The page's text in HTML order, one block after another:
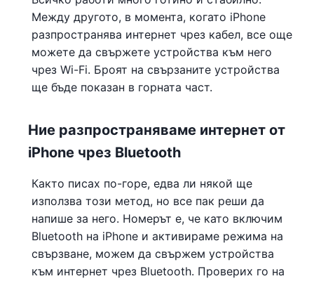
Между другото, в момента, когато iPhone
разпространява интернет чрез кабел, все още
можете да свържете устройства към него
чрез Wi-Fi. Броят на свързаните устройства
ще бъде показан в горната част.
Ние разпространяваме интернет от
iPhone чрез Bluetooth
Както писах по-горе, едва ли някой ще
използва този метод, но все пак реши да
напише за него. Номерът е, че като включим
Bluetooth на iPhone и активираме режима на
свързване, можем да свържем устройства
към интернет чрез Bluetooth. Проверих го на